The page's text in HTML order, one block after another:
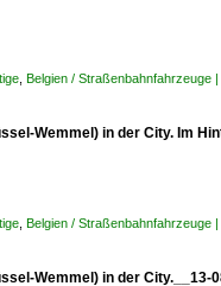
Belgien / Straßenbahnfahrzeuge
Wemmel) in der City. Im
Belgien / Straßenbahnfahrzeuge
Wemmel) in der City.__13-